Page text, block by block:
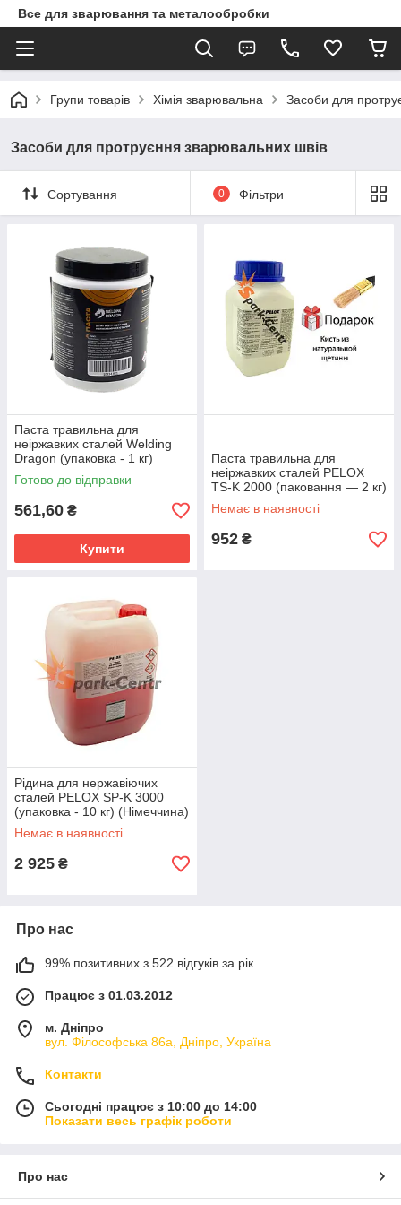
Все для зварювання та металообробки
Групи товарів Хімія зварювальна Засоби для
Засоби для протруєння зварювальних швів
Сортування 0 Фільтри
Паста травильна для
неіржавких сталей Welding
Dragon (упаковка - 1 кг)
Готово до відправки
561,60 ₴
Купити
Паста травильна для
неіржавких сталей PELOX
TS-K 2000 (паковання — 2 кг)
(Німеччина)
Немає в наявності
952 ₴
Рідина для нержавіючих
сталей PELOX SP-K 3000
(упаковка - 10 кг) (Німеччина)
Немає в наявності
2 925 ₴
Про нас
99% позитивних з 522 відгуків за рік
Працює з 01.03.2012
м. Дніпро
вул. Філософська 86а, Дніпро, Україна
Контакти
Сьогодні працює з 10:00 до 14:00
Показати весь графік роботи
Про нас